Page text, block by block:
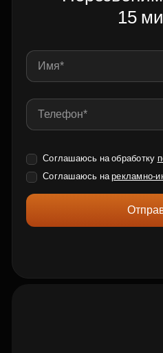
15
Соглашаюсь на обработку
Соглашаюсь нарекламно-